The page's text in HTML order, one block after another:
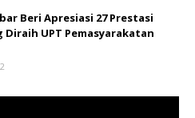
Beri Apresiasi 27 Prestasi
Diraih UPT Pemasyarakatan